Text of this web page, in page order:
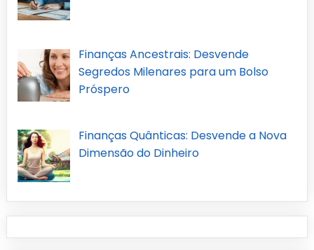
Finanças Ancestrais: Desvende
Segredos Milenares para um Bolso
Próspero
Finanças Quânticas: Desvende a Nova
Dimensão do Dinheiro